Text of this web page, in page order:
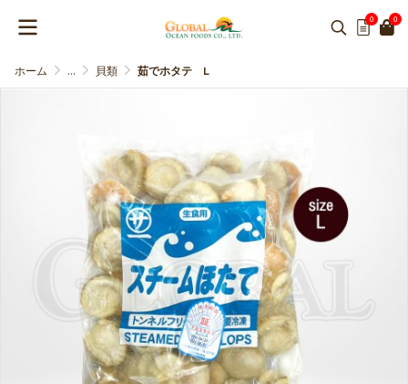
0 0
ホーム ... 貝類 茹でホタテ L